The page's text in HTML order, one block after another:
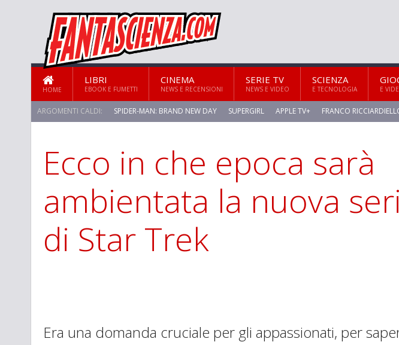
HOME
LIBRI
EBOOK E FUMETTI
CINEMA
NEWS E RECENSIONI
SERIE TV
NEWS E VIDEO
SCIENZA
E TECNOLOGIA E
ARGOMENTI CALDI: SPIDER-MAN: BRAND NEW DAY SUPERGIRL APPLE TV+ FRANCO
Ecco in che epoca sarà
ambientata la nuova
di Star Trek
Era una domanda cruciale per gli appassionati, per